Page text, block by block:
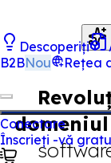
Descoperiți
B2BNou Rețea
Conectare
Înscrieți -vă